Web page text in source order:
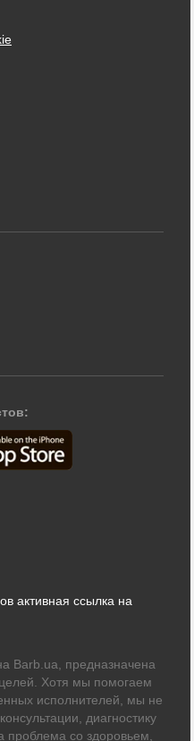
активная ссылка на
Barb.ua, предназначена
Хотя мы помогаем
исполнителей, мы не
диагностику
проблема со здоровьем,